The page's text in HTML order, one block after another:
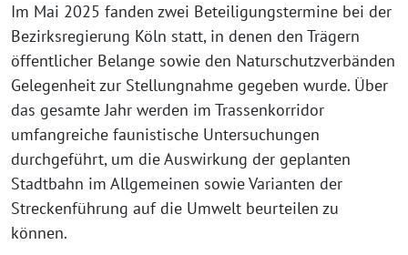
Im Mai 2025 fanden zwei Beteiligungstermine bei der
Bezirksregierung Köln statt, in denen den Trägern
öffentlicher Belange sowie den Naturschutzverbänden
Gelegenheit zur Stellungnahme gegeben wurde. Über
das gesamte Jahr werden im Trassenkorridor
umfangreiche faunistische Untersuchungen
durchgeführt, um die Auswirkung der geplanten
Stadtbahn im Allgemeinen sowie Varianten der
Streckenführung auf die Umwelt beurteilen zu
können.